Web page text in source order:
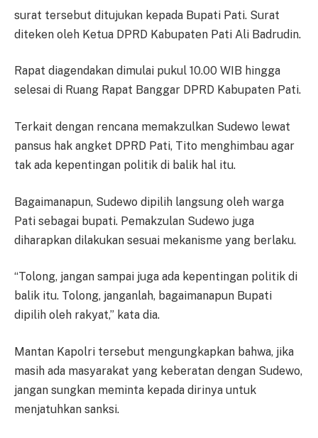
surat tersebut ditujukan kepada Bupati Pati. Surat
diteken oleh Ketua DPRD Kabupaten Pati Ali Badrudin.
Rapat diagendakan dimulai pukul 10.00 WIB hingga
selesai di Ruang Rapat Banggar DPRD Kabupaten Pati.
Terkait dengan rencana memakzulkan Sudewo lewat
pansus hak angket DPRD Pati, Tito menghimbau agar
tak ada kepentingan politik di balik hal itu.
Bagaimanapun, Sudewo dipilih langsung oleh warga
Pati sebagai bupati. Pemakzulan Sudewo juga
diharapkan dilakukan sesuai mekanisme yang berlaku.
“Tolong, jangan sampai juga ada kepentingan politik di
balik itu. Tolong, janganlah, bagaimanapun Bupati
dipilih oleh rakyat,” kata dia.
Mantan Kapolri tersebut mengungkapkan bahwa, jika
masih ada masyarakat yang keberatan dengan Sudewo,
jangan sungkan meminta kepada dirinya untuk
menjatuhkan sanksi.